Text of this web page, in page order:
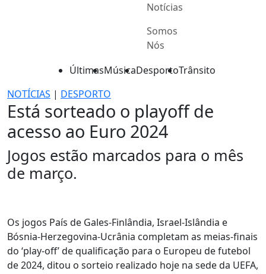
Notícias
Somos
Nós
ÚltimasMúsicaDesportoTrânsito
NOTÍCIAS | DESPORTO
Está sorteado o playoff de
acesso ao Euro 2024
Jogos estão marcados para o mês
de março.
Os jogos País de Gales-Finlândia, Israel-Islândia e
Bósnia-Herzegovina-Ucrânia completam as meias-finais
do ‘play-off’ de qualificação para o Europeu de futebol
de 2024, ditou o sorteio realizado hoje na sede da UEFA,